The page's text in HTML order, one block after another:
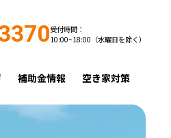
受付時間：
10:00~18:00（水曜日を除く）
補助金情報 空き家対策